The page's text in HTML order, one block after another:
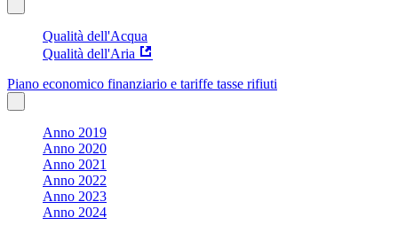
Qualità dell'Acqua
Qualità dell'Aria
Piano economico finanziario e tariffe tasse rifiuti
Anno 2019
Anno 2020
Anno 2021
Anno 2022
Anno 2023
Anno 2024